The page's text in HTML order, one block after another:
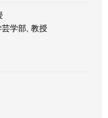
学部, 教授